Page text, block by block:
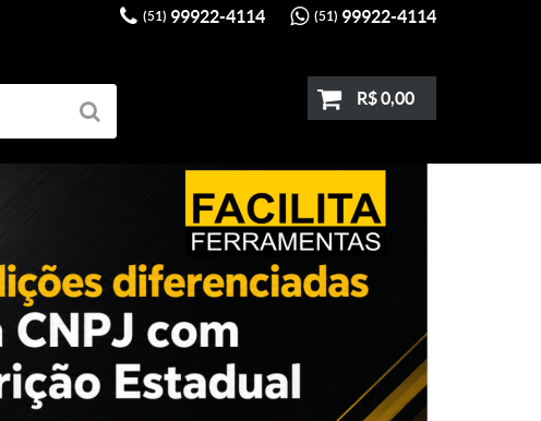
(51) 99922-4114 (51) 99922-4114
R$ 0,00